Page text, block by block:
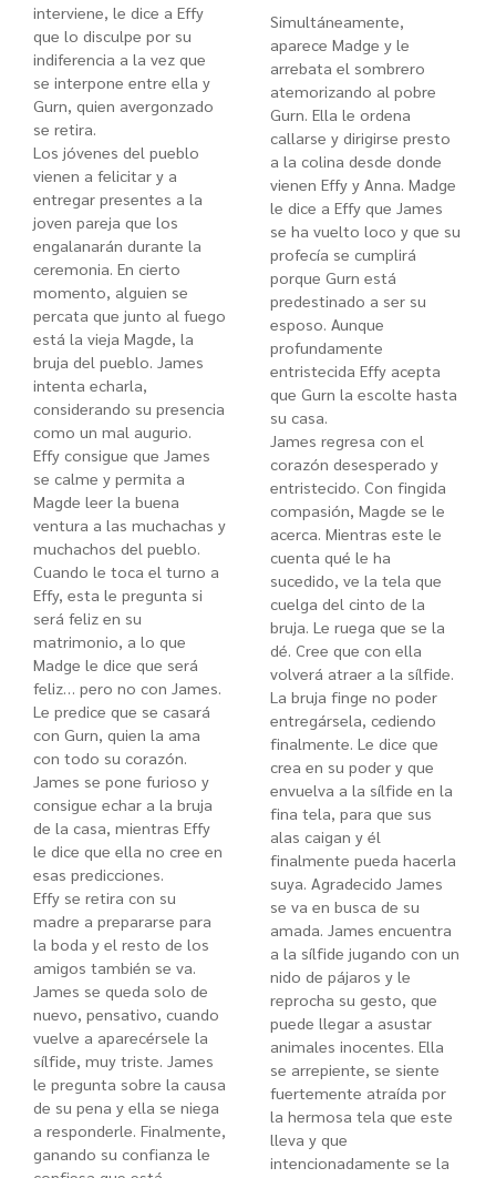
interviene, le dice a Effy
que lo disculpe por su
indiferencia a la vez que
se interpone entre ella y
Gurn, quien avergonzado
se retira.
Los jóvenes del pueblo
vienen a felicitar y a
entregar presentes a la
joven pareja que los
engalanarán durante la
ceremonia. En cierto
momento, alguien se
percata que junto al fuego
está la vieja Magde, la
bruja del pueblo. James
intenta echarla,
considerando su presencia
como un mal augurio.
Effy consigue que James
se calme y permita a
Magde leer la buena
ventura a las muchachas y
muchachos del pueblo.
Cuando le toca el turno a
Effy, esta le pregunta si
será feliz en su
matrimonio, a lo que
Madge le dice que será
feliz… pero no con James.
Le predice que se casará
con Gurn, quien la ama
con todo su corazón.
James se pone furioso y
consigue echar a la bruja
de la casa, mientras Effy
le dice que ella no cree en
esas predicciones.
Effy se retira con su
madre a prepararse para
la boda y el resto de los
amigos también se va.
James se queda solo de
nuevo, pensativo, cuando
vuelve a aparecérsele la
sílfide, muy triste. James
le pregunta sobre la causa
de su pena y ella se niega
a responderle. Finalmente,
ganando su confianza le
Simultáneamente,
aparece Madge y le
arrebata el sombrero
atemorizando al pobre
Gurn. Ella le ordena
callarse y dirigirse presto
a la colina desde donde
vienen Effy y Anna. Madge
le dice a Effy que James
se ha vuelto loco y que su
profecía se cumplirá
porque Gurn está
predestinado a ser su
esposo. Aunque
profundamente
entristecida Effy acepta
que Gurn la escolte hasta
su casa.
James regresa con el
corazón desesperado y
entristecido. Con fingida
compasión, Magde se le
acerca. Mientras este le
cuenta qué le ha
sucedido, ve la tela que
cuelga del cinto de la
bruja. Le ruega que se la
dé. Cree que con ella
volverá atraer a la sílfide.
La bruja finge no poder
entregársela, cediendo
finalmente. Le dice que
crea en su poder y que
envuelva a la sílfide en la
fina tela, para que sus
alas caigan y él
finalmente pueda hacerla
suya. Agradecido James
se va en busca de su
amada. James encuentra
a la sílfide jugando con un
nido de pájaros y le
reprocha su gesto, que
puede llegar a asustar
animales inocentes. Ella
se arrepiente, se siente
fuertemente atraída por
la hermosa tela que este
lleva y que
intencionadamente se la